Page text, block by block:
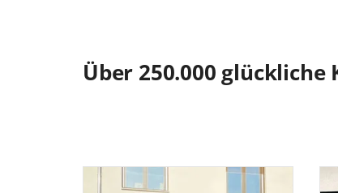
Über 250.000